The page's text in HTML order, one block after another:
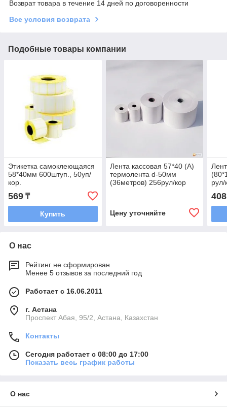
Возврат товара в течение 14 дней по договоренности
Все условия возврата
Подобные товары компании
Этикетка самоклеющаяся
58*40мм 600штуп., 50уп/
кор.
569 ₸
Купить
Лента кассовая 57*40 (А)
термолента d-50мм
(36метров) 256рул/кор
Цену уточняйте
рул/
408
О нас
Рейтинг не сформирован
Менее 5 отзывов за последний год
Работает с 16.06.2011
г. Астана
​Проспект Абая, 95/2, Астана, Казахстан
Контакты
Сегодня работает с 08:00 до 17:00
Показать весь график работы
О нас